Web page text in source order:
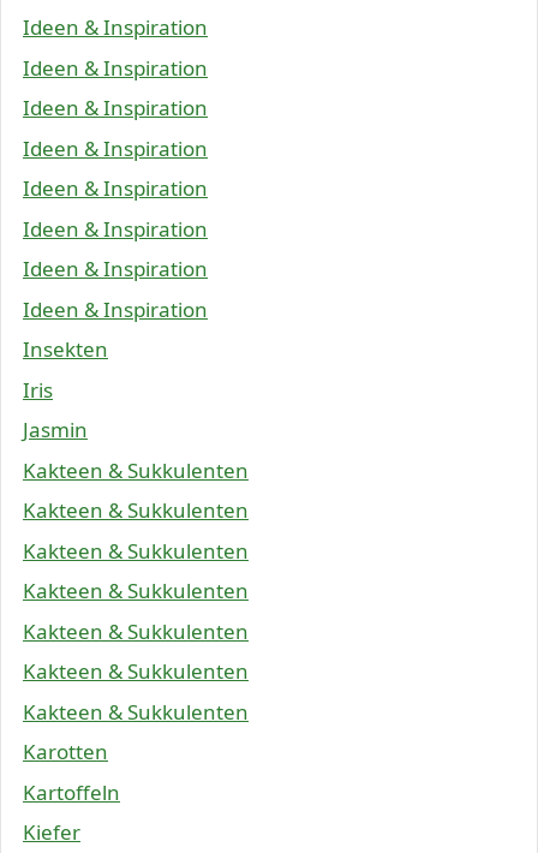
Ideen & Inspiration
Ideen & Inspiration
Ideen & Inspiration
Ideen & Inspiration
Ideen & Inspiration
Ideen & Inspiration
Ideen & Inspiration
Ideen & Inspiration
Insekten
Iris
Jasmin
Kakteen & Sukkulenten
Kakteen & Sukkulenten
Kakteen & Sukkulenten
Kakteen & Sukkulenten
Kakteen & Sukkulenten
Kakteen & Sukkulenten
Kakteen & Sukkulenten
Karotten
Kartoffeln
Kiefer